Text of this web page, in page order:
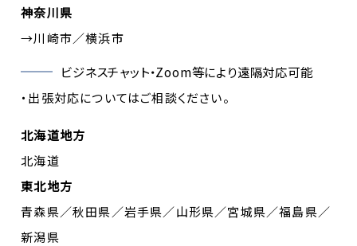
神奈川県
→川崎市／横浜市
ビジネスチャット・Zoom等により遠隔対応可能
・出張対応についてはご相談ください。
北海道地方
北海道
東北地方
青森県／秋田県／岩手県／山形県／宮城県／福島県／
新潟県